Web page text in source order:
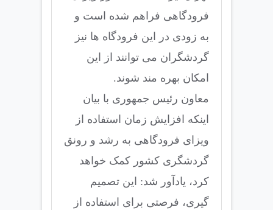
فرودگاهی فراهم شده است و
به زودی در این فرودگاه ها نیز
گردشگران می توانند از این
امکان بهره مند شوند.
معاون رئیس جمهوری با بیان
اینکه افزایش زمان استفاده از
ویزای فرودگاهی به رشد و رونق
گردشگری کشور کمک خواهد
کرد، یادآور شد: این تصمیم
گیری، فرصتی برای استفاده از